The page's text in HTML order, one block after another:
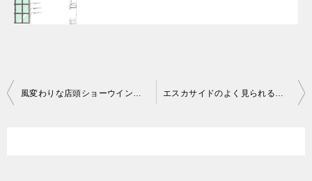
投
風変わりな店頭ショーウインドの作図事例 エスカサイドのよく見られるショーウィンドウの事例